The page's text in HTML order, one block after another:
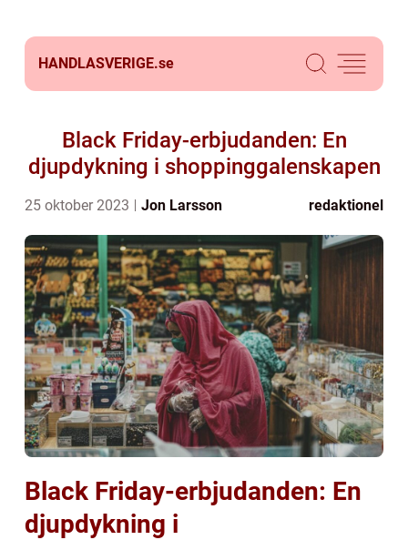
HANDLASVERIGE.se
Black Friday-erbjudanden: En
djupdykning i shoppinggalenskapen
25 oktober 2023 Jon Larsson redaktionel
Black Friday-erbjudanden: En
djupdykning i